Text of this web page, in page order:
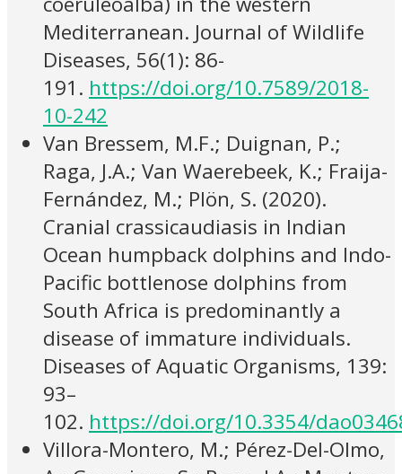
Mediterranean. Journal of Wildlife
Diseases, 56(1): 86-
191. https://doi.org/10.7589/2018-
10-242
Van Bressem, M.F.; Duignan, P.;
Raga, J.A.; Van Waerebeek, K.; Fraija-
Fernández, M.; Plön, S. (2020).
Cranial crassicaudiasis in Indian
Ocean humpback dolphins and Indo-
Pacific bottlenose dolphins from
South Africa is predominantly a
disease of immature individuals.
Diseases of Aquatic Organisms, 139:
93–
102. https://doi.org/10.3354/
Villora-Montero, M.; Pérez-Del-Olmo,